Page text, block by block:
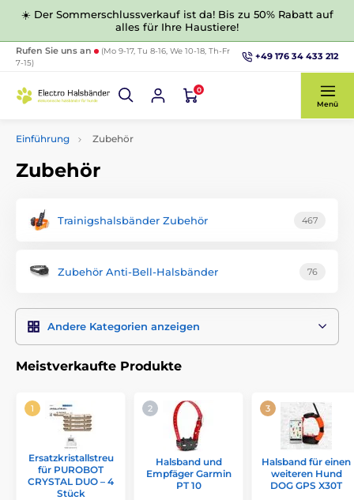
☀️ Der Sommerschlussverkauf ist da! Bis zu 50% Rabatt auf
alles für Ihre Haustiere!
Rufen Sie uns an
(Mo 9-17, Tu 8-16, We 10-18, Th-Fr
7-15)
+49 176 34 433 212
0
Menü
Einführung Zubehör
Zubehör
Trainigshalsbänder Zubehör 467
Zubehör Anti-Bell-Halsbänder 76
Andere Kategorien anzeigen
Meistverkaufte Produkte
Ersatzkristallstreu
für PUROBOT
CRYSTAL DUO – 4
Stück
Halsband und
Empfäger Garmin
PT 10
Halsband für einen
weiteren Hund
DOG GPS X30T